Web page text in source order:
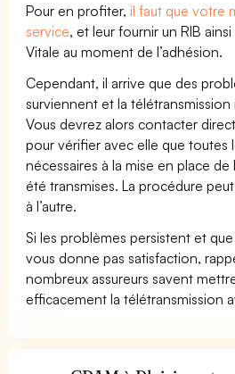
Pour en profiter,il faut que votre
service, et leur fournir un RIB
Vitale au moment de l’adhésion.
Cependant, il arrive que des
surviennent et la
Vous devrez alors contacter
pour vérifier avec elle que toutes
nécessaires à la mise en place
été transmises. La procédure
à l’autre.
Si les problèmes persistent et
vous donne pas satisfaction,
nombreux assureurs savent
efficacement la télétransmission